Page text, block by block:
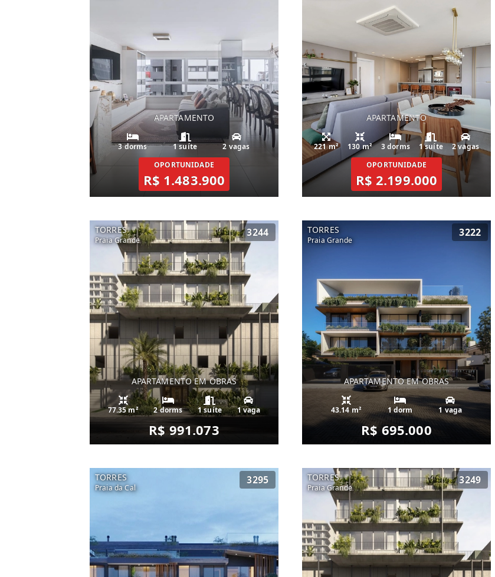
APARTAMENTO
3 dorms 1 suíte
2 vagas
OPORTUNIDADE
R$ 1.483.900
APARTAMENTO
221 m² 130 m² 3 dorms 1 suíte
2 vagas
OPORTUNIDADE
R$ 2.199.000
TORRES
Praia Grande
3244
APARTAMENTO EM OBRAS
77.35 m² 2 dorms 1 suíte 1 vaga
R$ 991.073
TORRES
Praia Grande
3222
APARTAMENTO EM OBRAS
43.14 m² 1 dorm 1 vaga
R$ 695.000
TORRES
Praia da Cal
3295 TORRES
Praia Grande
3249